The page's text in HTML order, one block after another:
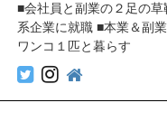
■会社員と副業の２足の
系企業に就職 ■本業＆副
ワンコ１匹と暮らす